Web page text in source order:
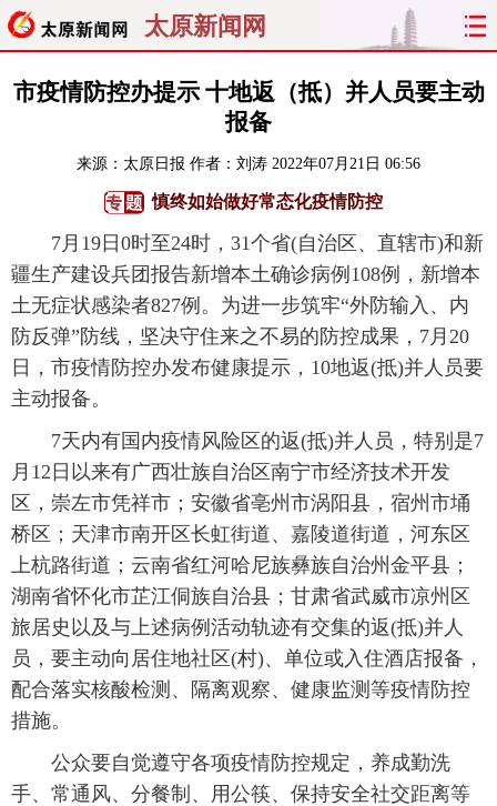
太原新闻网
首页 聚焦 太原 山西
曝光 综合
旅游 理财 政务 教育
看天下 晋月读 最太原 网罗民生
太原日报 太原晚报 热评 社区
市疫情防控办提示 十地返（抵）并人员要主动
报备
来源： 太原日报 作者：刘涛 2022年07月21日 06:56
慎终如始做好常态化疫情防控
7月19日0时至24时，31个省(自治区、直辖市)和新
疆生产建设兵团报告新增本土确诊病例108例，新增本
土无症状感染者827例。为进一步筑牢“外防输入、内
防反弹”防线，坚决守住来之不易的防控成果，7月20
日，市疫情防控办发布健康提示，10地返(抵)并人员要
主动报备。
7天内有国内疫情风险区的返(抵)并人员，特别是7
月12日以来有广西壮族自治区南宁市经济技术开发
区，崇左市凭祥市；安徽省亳州市涡阳县，宿州市埇
桥区；天津市南开区长虹街道、嘉陵道街道，河东区
上杭路街道；云南省红河哈尼族彝族自治州金平县；
湖南省怀化市芷江侗族自治县；甘肃省武威市凉州区
旅居史以及与上述病例活动轨迹有交集的返(抵)并人
员，要主动向居住地社区(村)、单位或入住酒店报备，
配合落实核酸检测、隔离观察、健康监测等疫情防控
措施。
公众要自觉遵守各项疫情防控规定，养成勤洗
手、常通风、分餐制、用公筷、保持安全社交距离等